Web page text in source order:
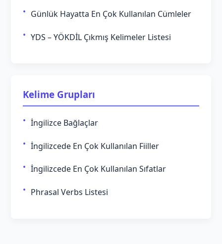
Günlük Hayatta En Çok Kullanılan Cümleler
YDS – YÖKDİL Çıkmış Kelimeler Listesi
Kelime Grupları
İngilizce Bağlaçlar
İngilizcede En Çok Kullanılan Fiiller
İngilizcede En Çok Kullanılan Sıfatlar
Phrasal Verbs Listesi